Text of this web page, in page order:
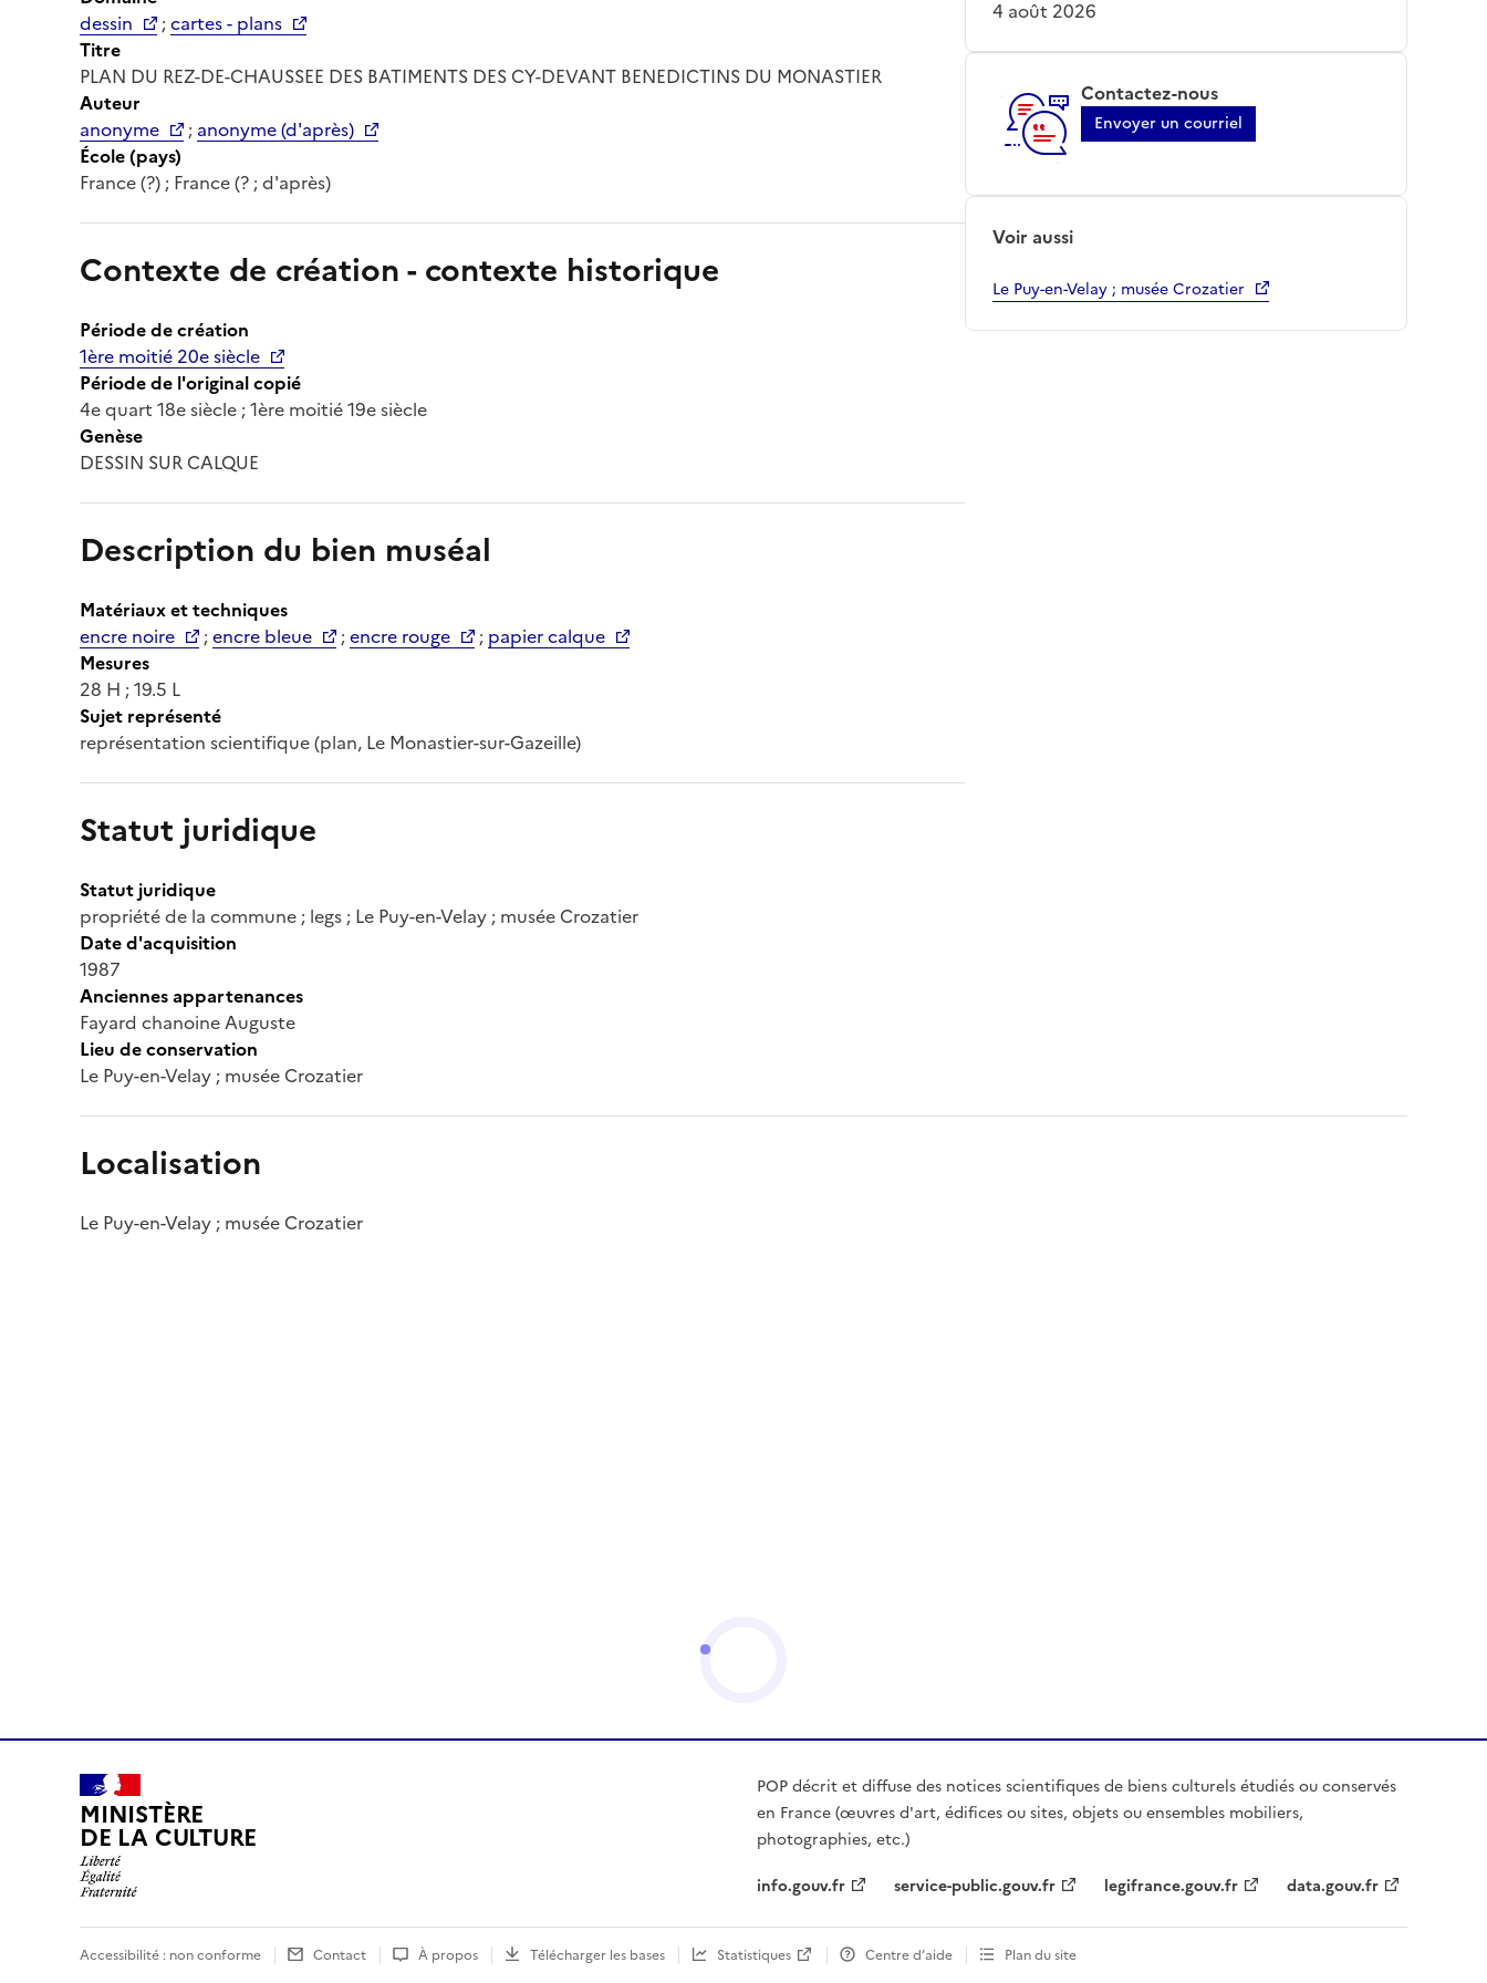
dessin
;cartes - plans
Titre
PLAN DU REZ-DE-CHAUSSEE DES BATIMENTS DES CY-DEVANT BENEDICTINS DU MONASTIER
Auteur
anonyme
; anonyme (d'après)
École (pays)
France (?) ; France (? ; d'après)
Contexte de création - contexte historique
Période de création
1ère moitié 20e siècle
Période de l'original copié
4e quart 18e siècle ; 1ère moitié 19e siècle
Genèse
DESSIN SUR CALQUE
Description du bien muséal
Matériaux et techniques
encre noire
;encre bleue ;encre rouge ; papier calque
Mesures
28 H ; 19.5 L
Sujet représenté
représentation scientifique (plan, Le Monastier-sur-Gazeille)
Statut juridique
Statut juridique
propriété de la commune ; legs ; Le Puy-en-Velay ; musée Crozatier
Date d'acquisition
1987
Anciennes appartenances
Fayard chanoine Auguste
Lieu de conservation
Le Puy-en-Velay ; musée Crozatier
4 août 2026
Contactez-nous
Envoyer un courriel
Voir aussi
Le Puy-en-Velay ; musée Crozatier
Localisation
Le Puy-en-Velay ; musée Crozatier
MINISTÈRE
DE LA CULTURE
POP décrit et diffuse des notices scientifiques de biens culturels étudiés ou conservés
en France (œuvres d'art, édifices ou sites, objets ou ensembles mobiliers,
photographies, etc.)
info.gouv.fr
service-public.gouv.fr legifrance.gouv.fr data.gouv.fr
Accessibilité : non conforme Contact À propos Télécharger les bases Statistiques Centre d’aide Plan du site